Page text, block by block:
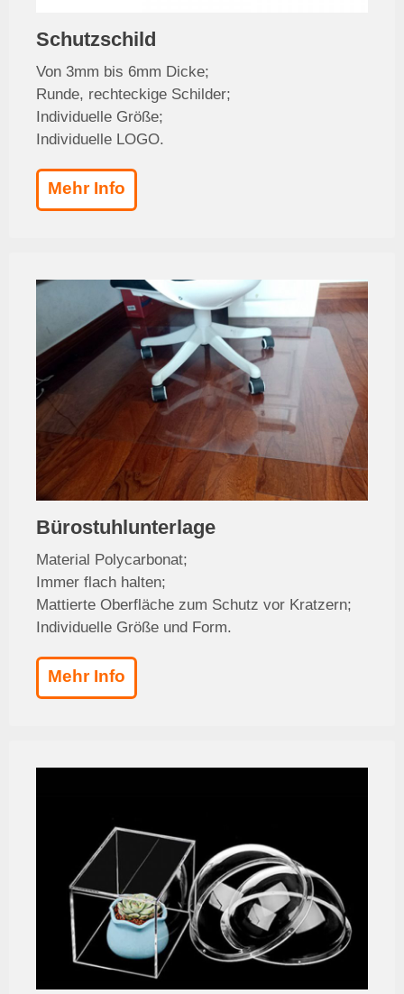
Schutzschild
Von 3mm bis 6mm Dicke;
Runde, rechteckige Schilder;
Individuelle Größe;
Individuelle LOGO.
Mehr Info
Bürostuhlunterlage
Material Polycarbonat;
Immer flach halten;
Mattierte Oberfläche zum Schutz vor Kratzern;
Individuelle Größe und Form.
Mehr Info